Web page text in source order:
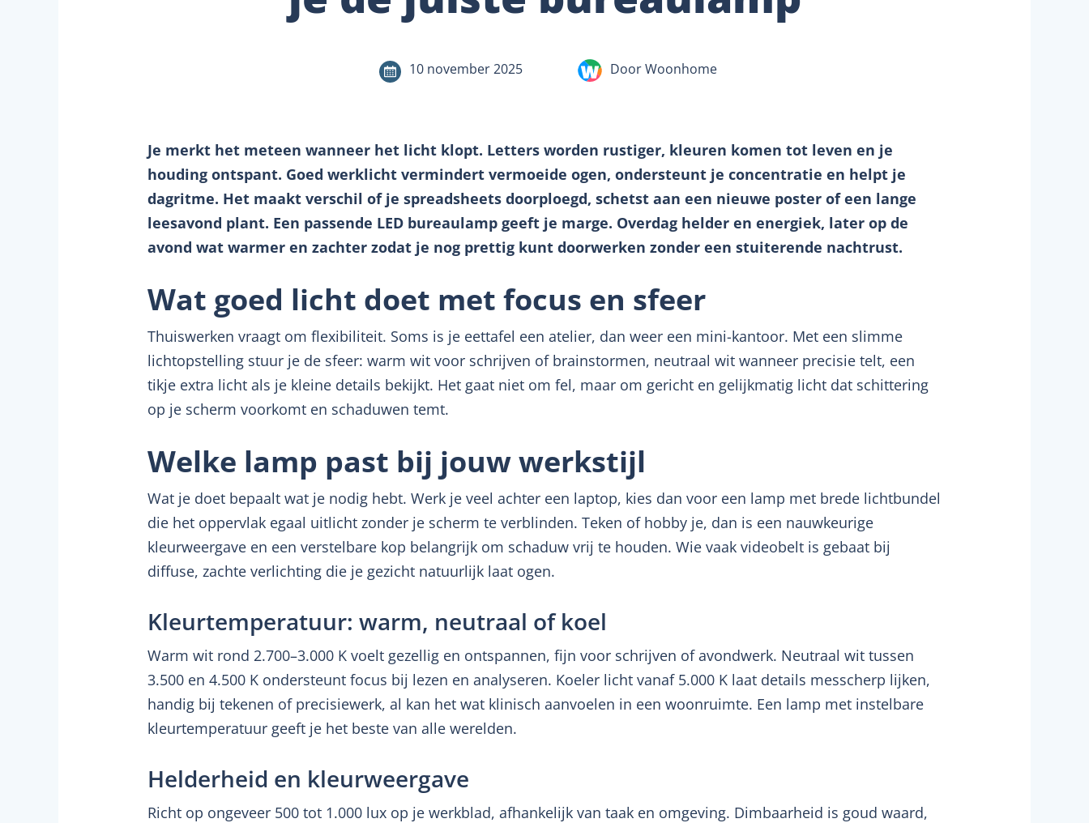
10 november 2025 Door Woonhome
Je merkt het meteen wanneer het licht klopt. Letters worden rustiger, kleuren komen tot leven en je
houding ontspant. Goed werklicht vermindert vermoeide ogen, ondersteunt je concentratie en helpt je
dagritme. Het maakt verschil of je spreadsheets doorploegd, schetst aan een nieuwe poster of een lange
leesavond plant. Een passende LED bureaulamp geeft je marge. Overdag helder en energiek, later op de
avond wat warmer en zachter zodat je nog prettig kunt doorwerken zonder een stuiterende nachtrust.
Wat goed licht doet met focus en sfeer
Thuiswerken vraagt om flexibiliteit. Soms is je eettafel een atelier, dan weer een mini-kantoor. Met een slimme
lichtopstelling stuur je de sfeer: warm wit voor schrijven of brainstormen, neutraal wit wanneer precisie telt, een
tikje extra licht als je kleine details bekijkt. Het gaat niet om fel, maar om gericht en gelijkmatig licht dat schittering
op je scherm voorkomt en schaduwen temt.
Welke lamp past bij jouw werkstijl
Wat je doet bepaalt wat je nodig hebt. Werk je veel achter een laptop, kies dan voor een lamp met brede lichtbundel
die het oppervlak egaal uitlicht zonder je scherm te verblinden. Teken of hobby je, dan is een nauwkeurige
kleurweergave en een verstelbare kop belangrijk om schaduw vrij te houden. Wie vaak videobelt is gebaat bij
diffuse, zachte verlichting die je gezicht natuurlijk laat ogen.
Kleurtemperatuur: warm, neutraal of koel
Warm wit rond 2.700–3.000 K voelt gezellig en ontspannen, fijn voor schrijven of avondwerk. Neutraal wit tussen
3.500 en 4.500 K ondersteunt focus bij lezen en analyseren. Koeler licht vanaf 5.000 K laat details messcherp lijken,
handig bij tekenen of precisiewerk, al kan het wat klinisch aanvoelen in een woonruimte. Een lamp met instelbare
kleurtemperatuur geeft je het beste van alle werelden.
Helderheid en kleurweergave
Richt op ongeveer 500 tot 1.000 lux op je werkblad, afhankelijk van taak en omgeving. Dimbaarheid is goud waard,